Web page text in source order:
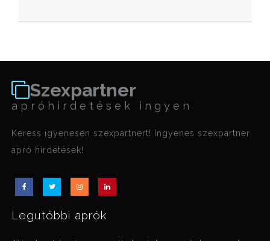
Szexpartner
apróhirdetések ingyen
Keress igyenesen szexpartnert! Ingyenes szexpartner
apró hirdetések!
Legutóbbi aprók